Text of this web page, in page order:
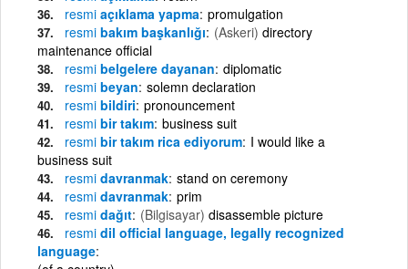
resmi açıklama yapma promulgation
resmi bakım başkanlığı (Askeri) directory
maintenance official
resmi belgelere dayanan diplomatic
resmi beyan solemn declaration
resmi bildiri pronouncement
resmi bir takım business suit
resmi bir takım rica ediyorum I would like a
business suit
resmi davranmak stand on ceremony
resmi davranmak prim
resmi dağıt (Bilgisayar) disassemble picture
resmi dil official language, legally recognized
language